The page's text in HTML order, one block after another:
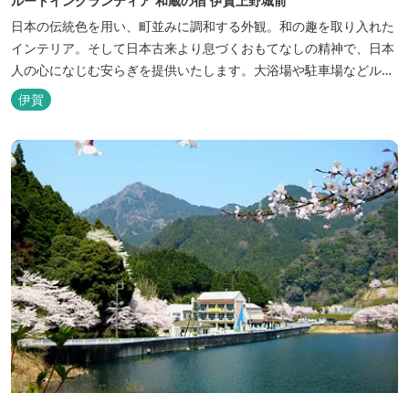
日本の伝統色を用い、町並みに調和する外観。和の趣を取り入れた
インテリア。そして日本古来より息づくおもてなしの精神で、日本
人の心になじむ安らぎを提供いたします。大浴場や駐車場などルー
トインホテルズの機能性や利便性はそのままに、穏やかな和のニュ
アンスを湛えた空間は、ビジネスにも観光にも、幅広くお役立てい
伊賀